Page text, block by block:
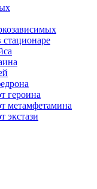
стационаре
героина
метамфетамина
экстази